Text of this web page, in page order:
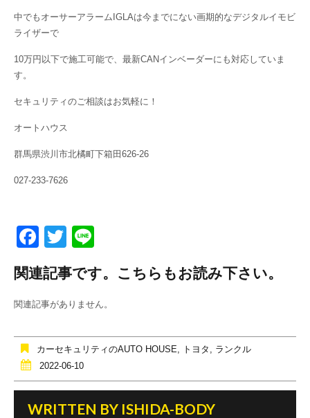
中でもオーサーアラームIGLAは今までにない画期的なデジタルイモビ
ライザーで
10万円以下で施工可能で、最新CANインベーダーにも対応していま
す。
セキュリティのご相談はお気軽に！
オートハウス
群馬県渋川市北橘町下箱田626-26
027-233-7626
F
a
c
e
o
o
k
T
tt
er
e
関連記事です。こちらもお読み下さい。
関連記事がありません。
カーセキュリティのAUTO HOUSE, トヨタ , ランクル
2022-06-10
WRITTEN BY ISHIDA-BODY